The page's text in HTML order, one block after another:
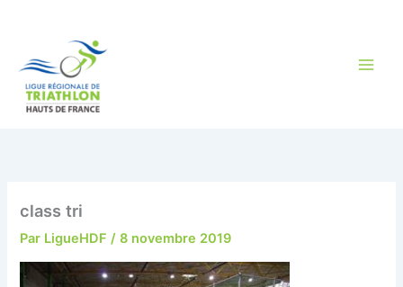
class tri
Par LigueHDF/8 novembre 2019